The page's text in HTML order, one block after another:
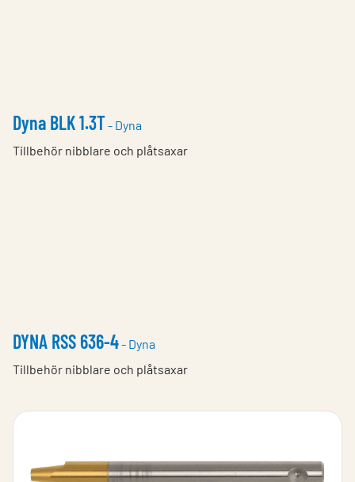
Dyna BLK 1.3T- Dyna
Tillbehör nibblare och plåtsaxar
DYNA RSS 636-4- Dyna
Tillbehör nibblare och plåtsaxar